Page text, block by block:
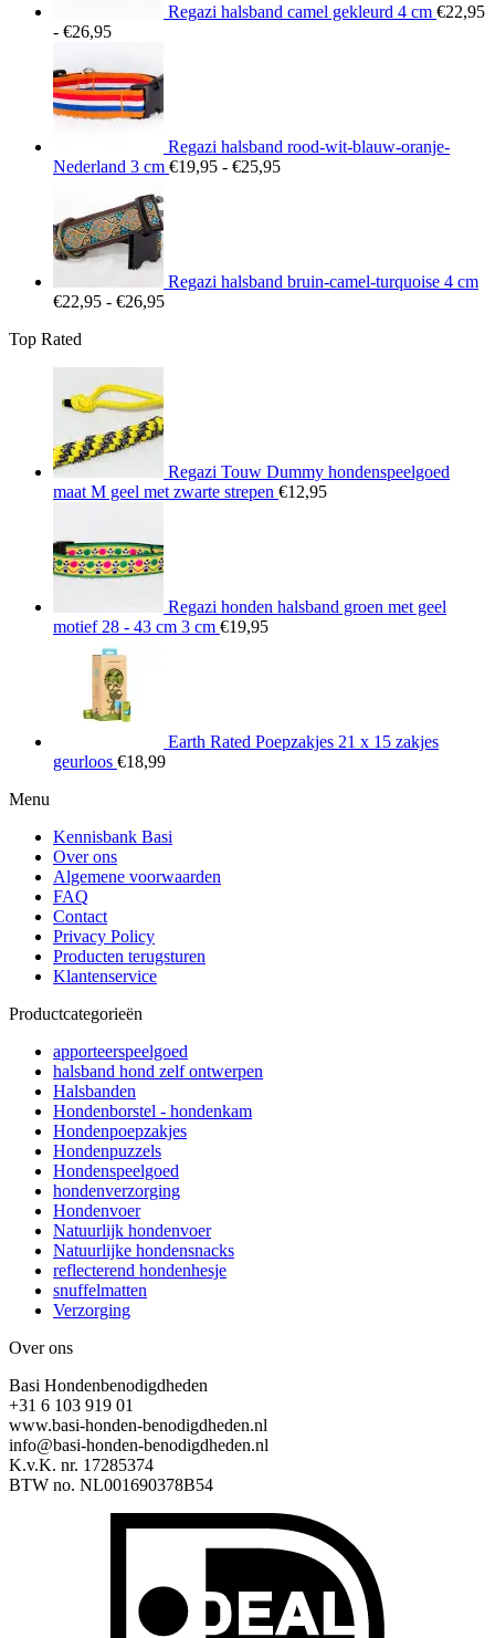
Regazi halsband camel gekleurd 4 cm €22,95
- €26,95Prijsklasse:
tot
€26,95
Regazi halsband rood-wit-blauw-oranje-
Nederland 3 cm €19,95 - €25,95Prijsklasse:
Regazi halsband bruin-camel-turquoise 4 cm
€22,95 - €26,95Prijsklasse:
Top Rated
Regazi Touw Dummy hondenspeelgoed
maat M geel met zwarte strepen €12,95
Regazi honden halsband groen met geel
motief 28 - 43 cm 3 cm €19,95
Earth Rated Poepzakjes 21 x 15 zakjes
geurloos €18,99
Menu
Kennisbank Basi
Over ons
Algemene voorwaarden
FAQ
Contact
Privacy Policy
Producten terugsturen
Klantenservice
Productcategorieën
apporteerspeelgoed
halsband hond zelf ontwerpen
Halsbanden
Hondenborstel - hondenkam
Hondenpoepzakjes
Hondenpuzzels
Hondenspeelgoed
hondenverzorging
Hondenvoer
Natuurlijk hondenvoer
Natuurlijke hondensnacks
reflecterend hondenhesje
snuffelmatten
Verzorging
Over ons
Basi Hondenbenodigdheden
+31 6 103 919 01
www.basi-honden-benodigdheden.nl
info@basi-honden-benodigdheden.nl
K.v.K. nr. 17285374
BTW no. NL001690378B54